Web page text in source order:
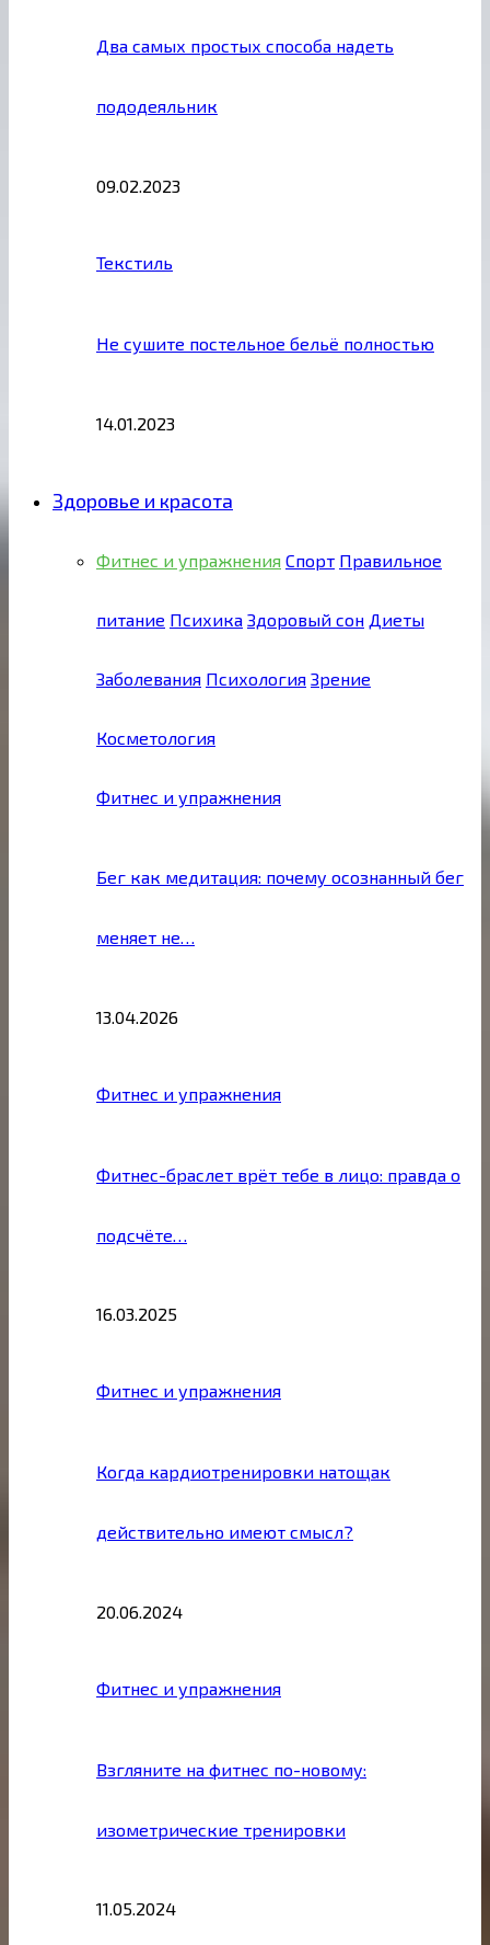
Два самых простых способа надеть
пододеяльник
09.02.2023
Текстиль
Не сушите постельное бельё полностью
14.01.2023
Здоровье и красота
Фитнес и упражнения Спорт Правильное
питание Психика Здоровый сон Диеты
Заболевания Психология Зрение
Косметология
Фитнес и упражнения
Бег как медитация: почему осознанный бег
меняет не…
13.04.2026
Фитнес и упражнения
Фитнес-браслет врёт тебе в лицо: правда о
подсчёте…
16.03.2025
Фитнес и упражнения
Когда кардиотренировки натощак
действительно имеют смысл?
20.06.2024
Фитнес и упражнения
Взгляните на фитнес по-новому:
изометрические тренировки
11.05.2024